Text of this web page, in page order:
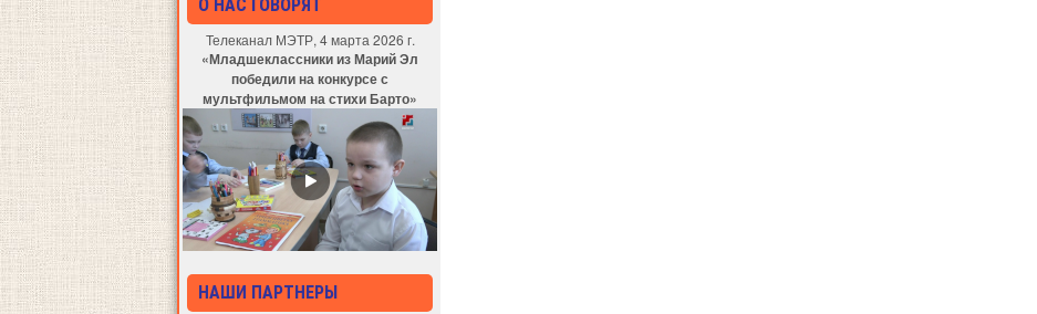
О НАС ГОВОРЯТ
Телеканал МЭТР, 4 марта 2026 г.
«Младшеклассники из Марий Эл
победили на конкурсе с
мультфильмом на стихи Барто»
НАШИ ПАРТНЕРЫ